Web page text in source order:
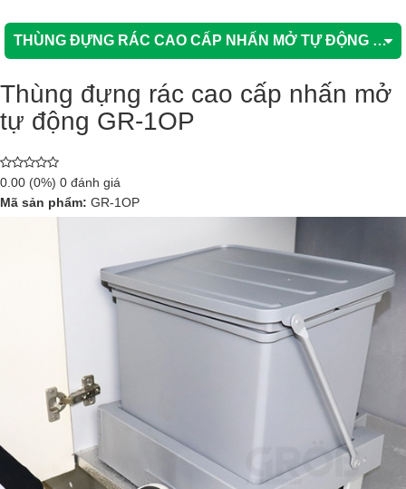
THÙNG ĐỰNG RÁC CAO CẤP NHẤN MỞ TỰ ĐỘNG GR-1OP
Thùng đựng rác cao cấp nhấn mở
tự động GR-1OP
0.00 (0%) 0 đánh giá
Mã sản phẩm: GR-1OP